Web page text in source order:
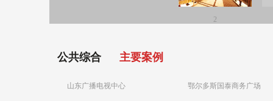
2
公共综合 主要案例
山东广播电视中心 鄂尔多斯国泰商务广场